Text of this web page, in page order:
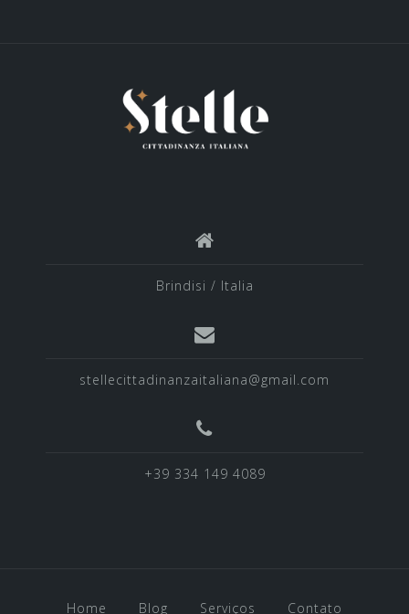
Brindisi / Italia
stellecittadinanzaitaliana@gmail.com
+39 334 149 4089
Home Blog Serviços Contato